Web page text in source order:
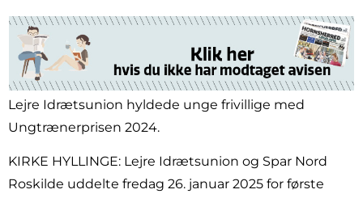
Lejre Idrætsunion hyldede unge frivillige med
Ungtrænerprisen 2024.
KIRKE HYLLINGE: Lejre Idrætsunion og Spar Nord
Roskilde uddelte fredag 26. januar 2025 for første